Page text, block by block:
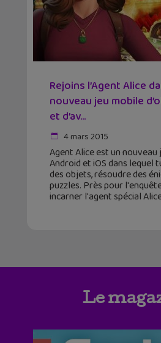
Rejoins l’Agent Alice
nouveau jeu mobile
et d’av...
4 mars 2015
Agent Alice est un
Android et iOS dans lequel
des objets, résoudre des
puzzles. Près pour
incarner l'agent spécial
Le